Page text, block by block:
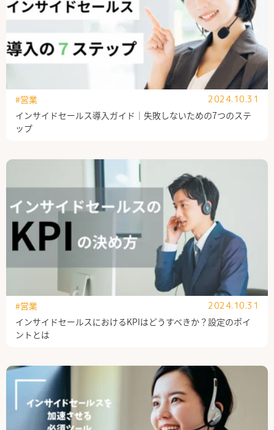
インサイドセールス導入ガイド｜失敗しないための7つのステ
ップ
#営業 2024.10.31
インサイドセールスにおけるKPIはどうすべきか？設定のポイ
ントとは
#営業 2024.10.31